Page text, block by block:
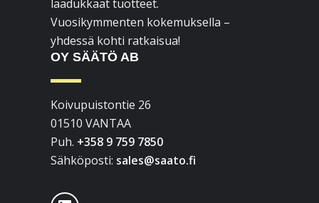
laadukkaat tuotteet.
Vuosikymmenten kokemuksella –
yhdessä kohti ratkaisua!
OY SÄÄTÖ AB
Koivupuistontie 26
01510 VANTAA
Puh. +358 9 759 7850
Sähköposti: sales@saato.fi